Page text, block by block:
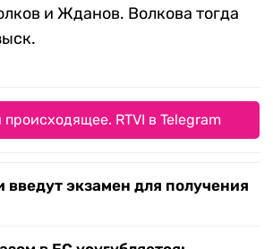
и Жданов. Волкова тогда
RTVI в Telegram
экзамен для получения